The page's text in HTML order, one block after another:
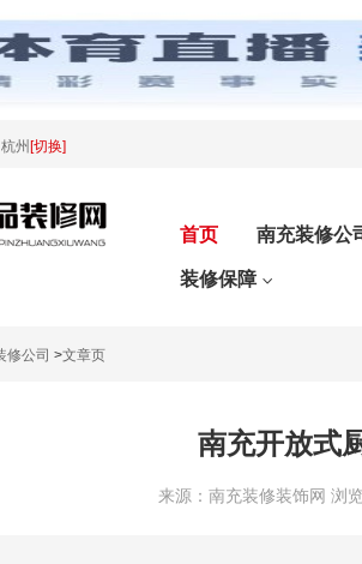
杭州 [切换]
首页 南充装修公
装修保障
修公司 >文章页
南充开放式
来源：南充装修装饰网 浏